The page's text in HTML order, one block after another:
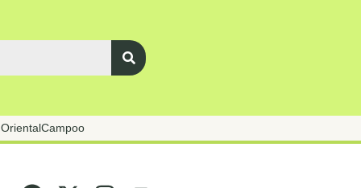
Campoo